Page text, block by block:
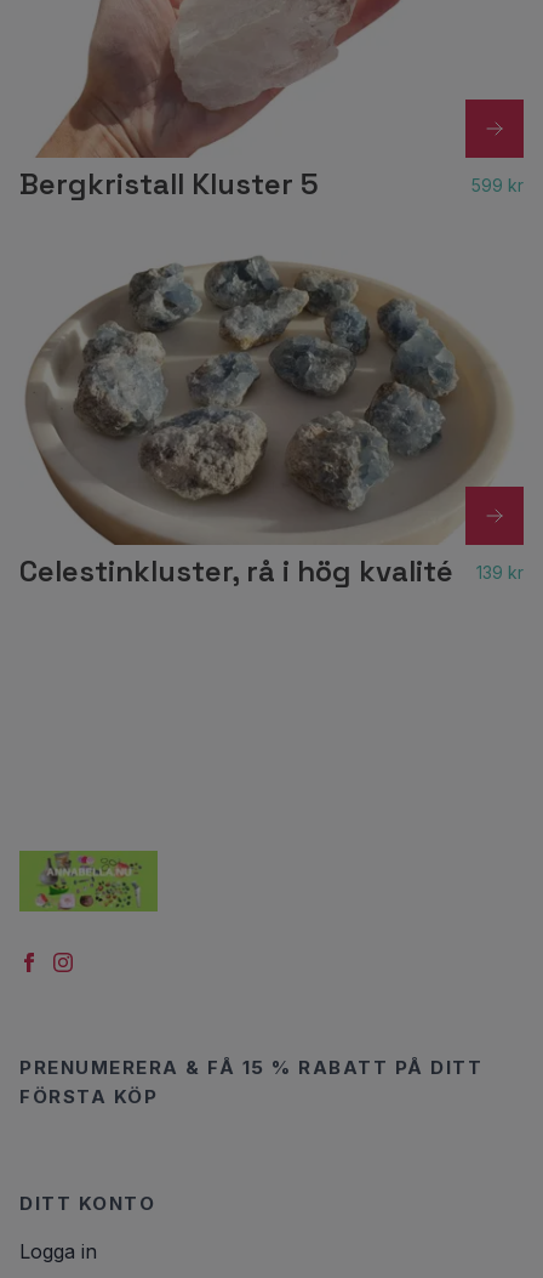
Bergkristall Kluster 5 599 kr
Celestinkluster, rå i hög kvalité 139 kr
PRENUMERERA & FÅ 15 % RABATT PÅ DITT
FÖRSTA KÖP
DITT KONTO
Logga in